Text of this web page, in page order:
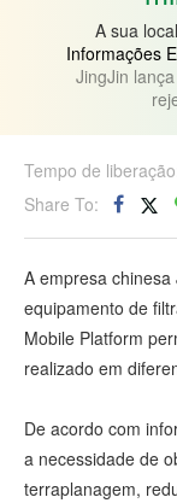
A sua
Informações
JingJin
Tempo de
Share To:
A empresa
equipamento de
Mobile Platform
realizado em
De acordo com
a necessidade de
terraplanagem,